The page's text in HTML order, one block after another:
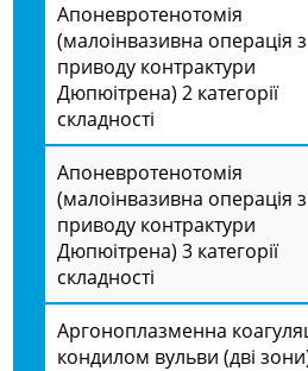
Апоневротенотомія
(малоінвазивна операція з
приводу контрактури
Дюпюітрена) 2 категорії
складності
Апоневротенотомія
(малоінвазивна операція з
приводу контрактури
Дюпюітрена) 3 категорії
складності
Аргоноплазменна
кондилом вульви (дві